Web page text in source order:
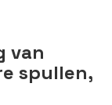
van
spullen,